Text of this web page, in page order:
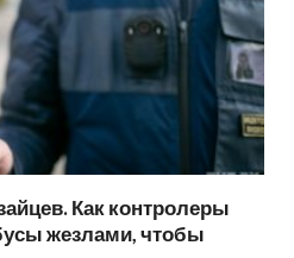
Как контролеры
жезлами, чтобы